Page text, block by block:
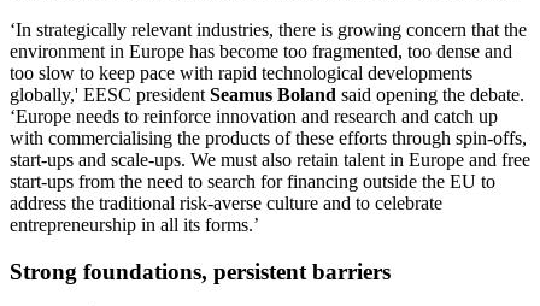
‘In strategically relevant industries, there is growing concern that the
environment in Europe has become too fragmented, too dense and
too slow to keep pace with rapid technological developments
globally,' EESC president Seamus Boland said opening the debate.
‘Europe needs to reinforce innovation and research and catch up
with commercialising the products of these efforts through spin-offs,
start-ups and scale-ups. We must also retain talent in Europe and free
start-ups from the need to search for financing outside the EU to
address the traditional risk-averse culture and to celebrate
entrepreneurship in all its forms.’
Strong foundations, persistent barriers